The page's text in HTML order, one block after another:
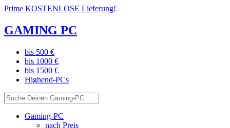
Prime KOSTENLOSE Lieferung!
GAMING PC
bis 500 €
bis 1000 €
bis 1500 €
Highend-PCs
Gaming-PC
nach Preis